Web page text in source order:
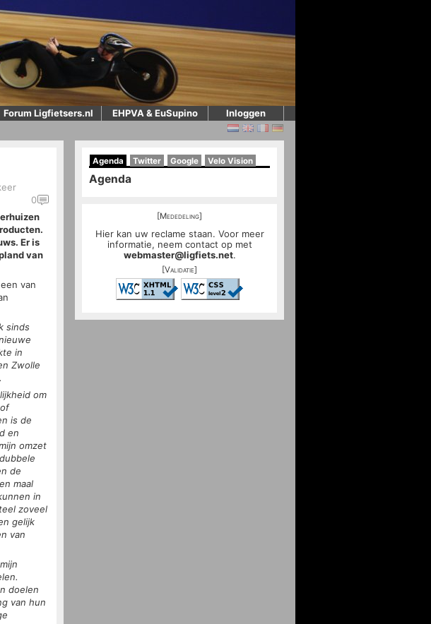
Forum Ligfietsers.nl EHPVA & EuSupino Inloggen
0
Er is
van
van
sinds
in
Zwolle
om
is de
en
omzet
de
maal
in
zoveel
gelijk
van
doelen
van hun
Agenda Twitter Google Velo Vision
Agenda
[Mededeling]
Hier kan uw reclame staan. Voor meer
informatie, neem contact op met
webmaster@ligfiets.net.
[Validatie]